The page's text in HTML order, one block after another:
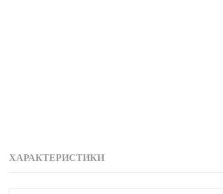
ХАРАКТЕРИСТИКИ